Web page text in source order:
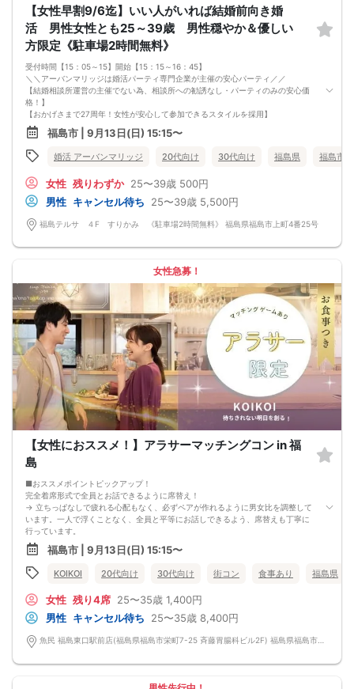
【女性早割9/6迄】いい人がいれば結婚前向き婚
活 男性女性とも25～39歳 男性穏やか＆優しい
方限定《駐車場2時間無料》
受付時間【15：05～15】開始【15：15～16：45】
＼＼アーバンマリッジは婚活パーティ専門企業が主催の安心パーティ／／
【結婚相談所運営の主催でない為、相談所への勧誘なし・パーティのみの安心価
格！】
【おかげさまで27周年！女性が安心して参加できるスタイルを採用】
・フリータイムなし・人前での告白なし
・女性の移動なし
・女性先退出の出待ちNG対応
・連絡先交換自由・交換強要NG 等
◆◇第一印象はシステム分析で明瞭なカップル指名サポート※オリジナル 天使の
カード発行
◆◇ドレスコードなし！カジュアルスタイルでＯＫ！
◆◇男女バランス調整 最大でも±3名様までに調整いたします。
【人数調整が必要な企画ですので予定確定の上ご予約お願いいたします。キャン
ます。必ずキャンセルポリシーをご確認ください。】
各最低3名様以上の異性の方と出会える企画です。
【中止判断タイミング】
開始時間の最低4時間前
福島市 | 9月13日(日) 15:15〜
婚活 アーバンマリッジ 20代向け 30代向け 福島県 福島市
女性 残りわずか 25〜39歳 500円
男性 キャンセル待ち 25〜39歳 5,500円
福島テルサ ４F すりかみ 《駐車場2時間無料》 福島県福島市上町4番25号
女性急募！
【女性におススメ！】アラサーマッチングコン in 福
島
■おススメポイントピックアップ！
完全着席形式で全員とお話できるように席替え！
→ 立ちっぱなしで疲れる心配もなく、必ずペアが作れるように男女比を調整して
います。一人で浮くことなく、全員と平等にお話しできるよう、席替えも丁寧に
行っています。
会話を盛り上げるプロフィールシート！
→ 趣味や好みからスムーズに会話がスタート！「何を話そう…」と悩むことな
く、共通の話題で盛り上がれます。
自然なつながりをサポートするマッチングゲーム開催！
返却されるので安心です。
■最少催行人数
男女2対2
■中止判断タイミング
前日20時、または開催6時間前の時点で最少開催人数に満たない場合
→ お酒が飲めない方にはソフトドリンクも豊富にご用意しています！
福島市 | 9月13日(日) 15:15〜
KOIKOI 20代向け 30代向け 街コン 食事あり 福島県
女性 残り4席 25〜35歳 1,400円
男性 キャンセル待ち 25〜35歳 8,400円